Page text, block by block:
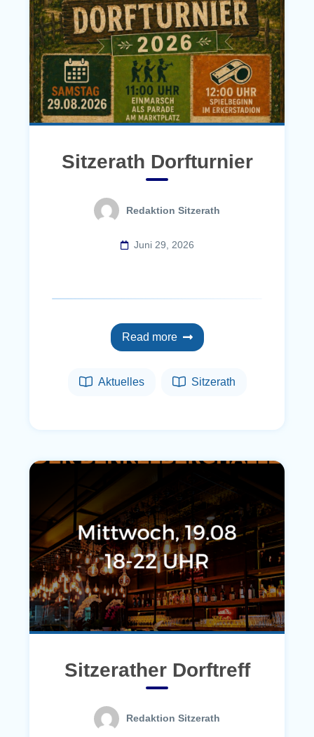
Sitzerath Dorfturnier
Redaktion Sitzerath
Juni 29, 2026
Read more
Aktuelles Sitzerath
Sitzerather Dorftreff
Redaktion Sitzerath